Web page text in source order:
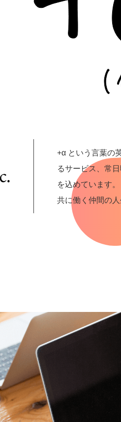
+α という言葉の
るサービス、常
を込めています。
共に働く仲間の